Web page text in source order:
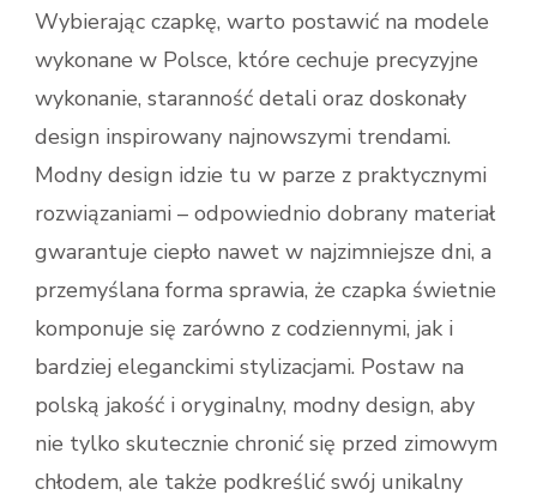
Wybierając czapkę, warto postawić na modele
wykonane w Polsce, które cechuje precyzyjne
wykonanie, staranność detali oraz doskonały
design inspirowany najnowszymi trendami.
Modny design idzie tu w parze z praktycznymi
rozwiązaniami – odpowiednio dobrany materiał
gwarantuje ciepło nawet w najzimniejsze dni, a
przemyślana forma sprawia, że czapka świetnie
komponuje się zarówno z codziennymi, jak i
bardziej eleganckimi stylizacjami. Postaw na
polską jakość i oryginalny, modny design, aby
nie tylko skutecznie chronić się przed zimowym
chłodem, ale także podkreślić swój unikalny